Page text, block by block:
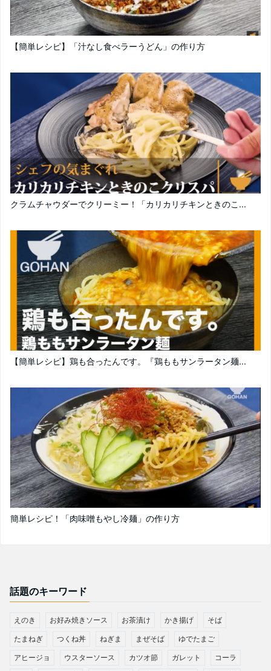
【簡単レシピ】「汁なし食べラーうどん」の作り方
クラムチャウダーでクリーミー！「カリカリチキンときのこ...
【簡単レシピ】鶏も合ったんです。『鶏ももサンラータン麺...
簡単レシピ！「肉味噌もやし冷麺」の作り方
話題のキーワード
えのき お好み焼きソース お茶漬け かき揚げ そば
たまねぎ つくね丼 ねぎま まぜそば ゆでたまご
アヒージョ ウスターソース カツオ節 ガレット コーラ